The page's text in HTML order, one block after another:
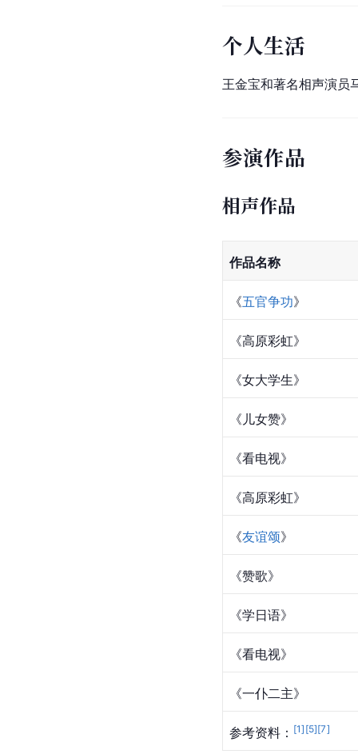
个人生活
王金宝和著名相声演员
参演作品
相声作品
作品名称
《五官争功》
《高原彩虹》
《女大学生》
《儿女赞》
《看电视》
《高原彩虹》
《友谊颂》
《赞歌》
《学日语》
《看电视》
《一仆二主》
参考资料： [1] [5][7]